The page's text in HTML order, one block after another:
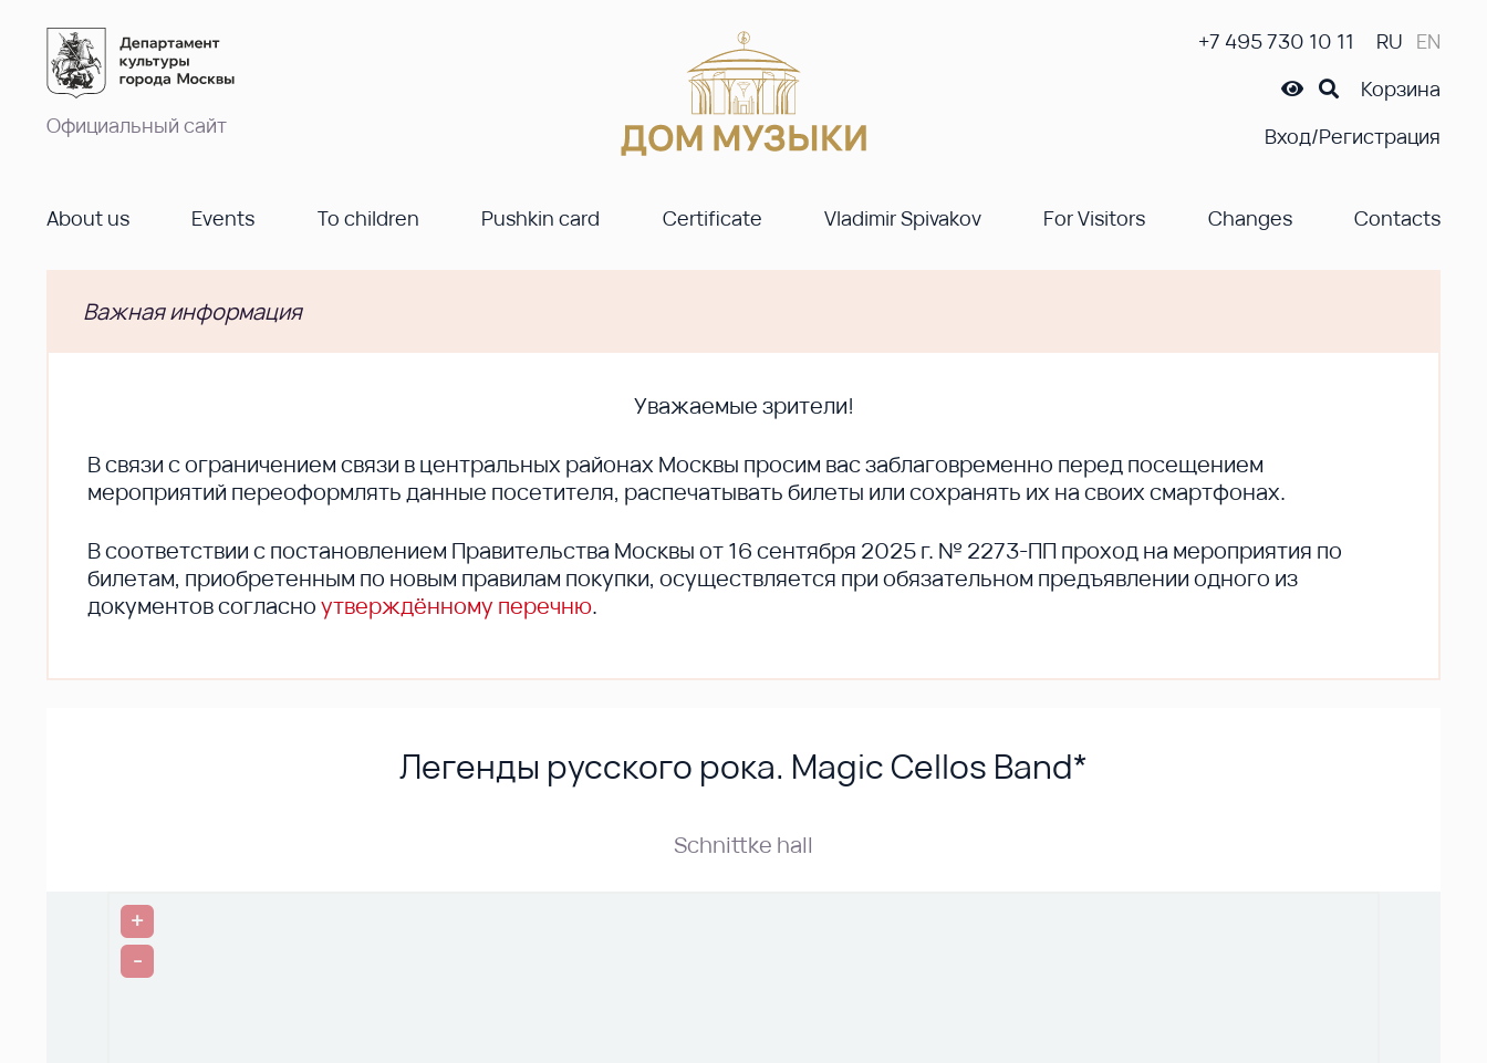
Официальный сайт
+7 495 730 10 11 RU EN
Корзина
Вход/Регистрация
About us Events To children Pushkin card Certificate Vladimir Spivakov For Visitors Changes Contacts
Важная информация
Уважаемые зрители!
В cвязи с ограничением связи в центральных районах Москвы просим вас заблаговременно перед посещением
мероприятий переоформлять данные посетителя, распечатывать билеты или сохранять их на своих смартфонах.
В соответствии с постановлением Правительства Москвы от 16 сентября 2025 г. № 2273-ПП проход на мероприятия по
билетам, приобретенным по новым правилам покупки, осуществляется при обязательном предъявлении одного из
документов согласноутверждённому перечню.
Легенды русского рока. Magic Cellos Band*
Schnittke hall
+
-